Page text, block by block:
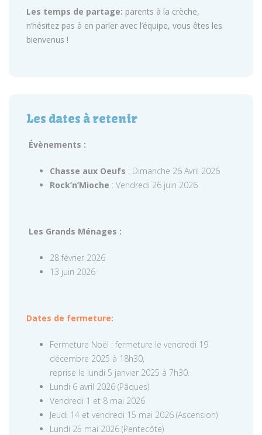
Les temps de partage: parents à la crèche,
n’hésitez pas à en parler avec l’équipe, vous êtes les
bienvenus !
Les dates à retenir
Évènements :
Chasse aux Oeufs : Dimanche 26 Avril 2026
Rock’n’Mioche : Vendredi 26 juin 2026
Les Grands Ménages :
28 février 2026
13 juin 2026
Dates de fermeture:
Fermeture Noël : fermeture le vendredi 19
décembre 2025 à 18h30,
reprise le lundi 5 janvier 2025 à 7h30.
Lundi 6 avril 2026 (Pâques)
Vendredi 1 et 8 mai 2026
Jeudi 14 et vendredi 15 mai 2026 (Ascension)
Lundi 25 mai 2026 (Pentecôte)